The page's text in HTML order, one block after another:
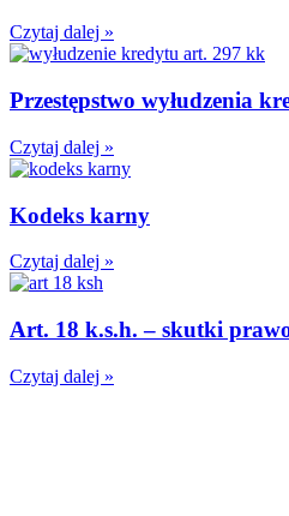
Czytaj dalej »
Przestępstwo wyłudzenia
Czytaj dalej »
Kodeks karny
Czytaj dalej »
Art. 18 k.s.h. – skutki
Czytaj dalej »